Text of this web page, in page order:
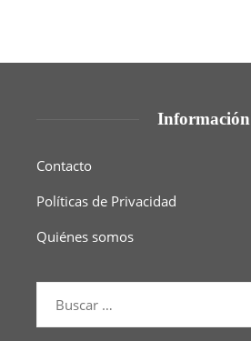
Información
Contacto
Políticas de Privacidad
Quiénes somos